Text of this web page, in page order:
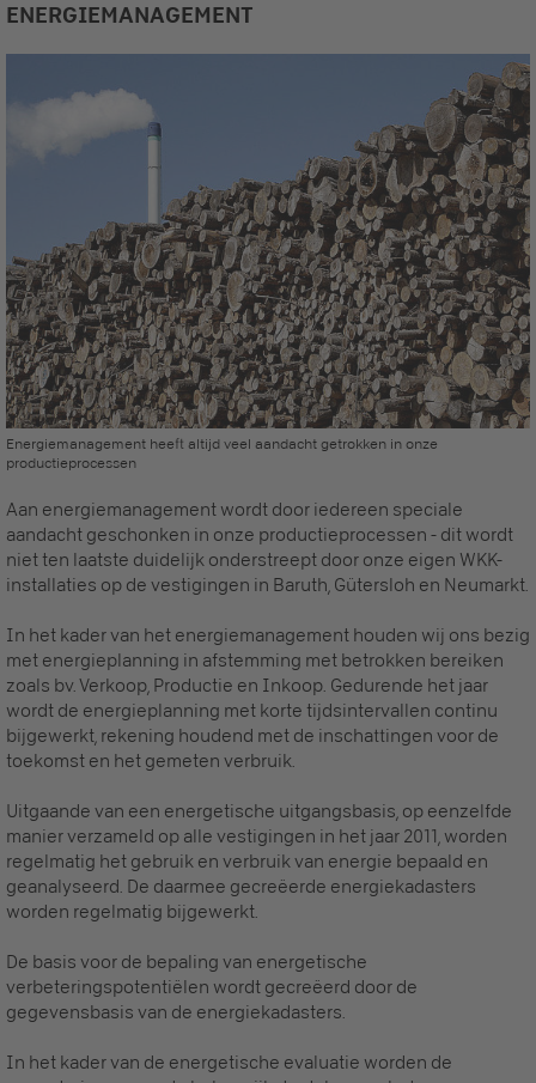
ENERGIEMANAGEMENT
Energiemanagement heeft altijd veel aandacht getrokken in onze
productieprocessen
Aan energiemanagement wordt door iedereen speciale
aandacht geschonken in onze productieprocessen - dit wordt
niet ten laatste duidelijk onderstreept door onze eigen WKK-
installaties op de vestigingen in Baruth, Gütersloh en Neumarkt.
In het kader van het energiemanagement houden wij ons bezig
met energieplanning in afstemming met betrokken bereiken
zoals bv. Verkoop, Productie en Inkoop. Gedurende het jaar
wordt de energieplanning met korte tijdsintervallen continu
bijgewerkt, rekening houdend met de inschattingen voor de
toekomst en het gemeten verbruik.
Uitgaande van een energetische uitgangsbasis, op eenzelfde
manier verzameld op alle vestigingen in het jaar 2011, worden
regelmatig het gebruik en verbruik van energie bepaald en
geanalyseerd. De daarmee gecreëerde energiekadasters
worden regelmatig bijgewerkt.
De basis voor de bepaling van energetische
verbeteringspotentiëlen wordt gecreëerd door de
gegevensbasis van de energiekadasters.
In het kader van de energetische evaluatie worden de